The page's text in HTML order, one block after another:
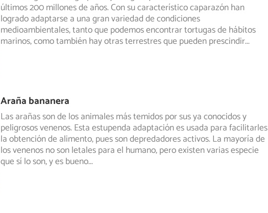
últimos 200 millones de años. Con su característico caparazón han
logrado adaptarse a una gran variedad de condiciones
medioambientales, tanto que podemos encontrar tortugas de hábitos
marinos, como también hay otras terrestres que pueden prescindir...
Araña bananera
Las arañas son de los animales más temidos por sus ya conocidos y
peligrosos venenos. Esta estupenda adaptación es usada para facilitarles
laobtención de alimento, pues son depredadores activos. La mayoría de
los venenos no son letales para el humano, pero existen varias especie
que sí lo son, y es bueno...